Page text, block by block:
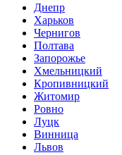
Днепр
Харьков
Чернигов
Полтава
Запорожье
Хмельницкий
Кропивницкий
Житомир
Ровно
Луцк
Винница
Львов